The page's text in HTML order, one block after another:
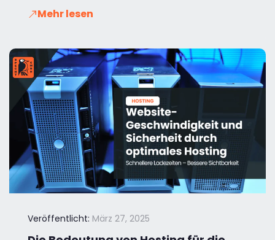
Mehr lesen
Veröffentlicht: März 27, 2025